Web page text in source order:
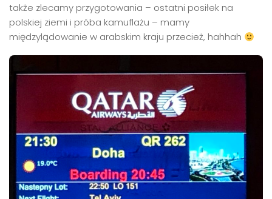
także zlecamy przygotowania – ostatni posiłek na
polskiej ziemi i próba kamuflażu – mamy
międzylądowanie w arabskim kraju przecież, hahhah